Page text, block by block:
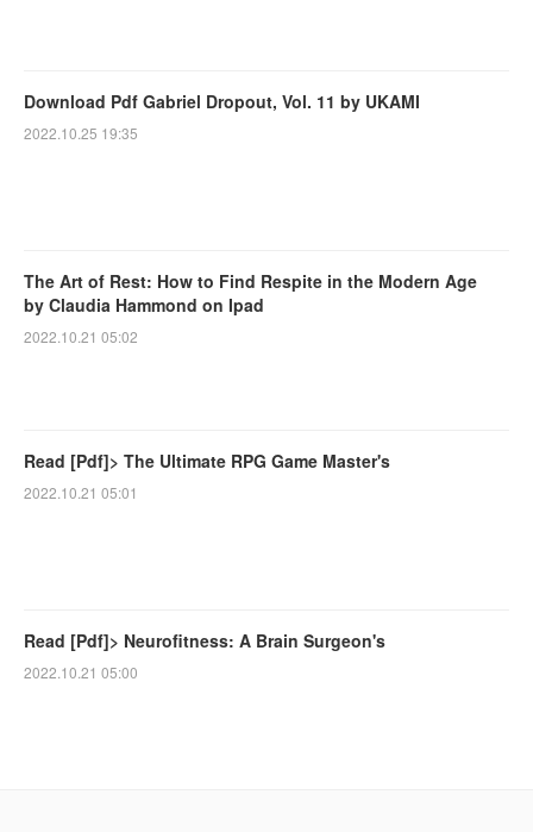
Download Pdf Gabriel Dropout, Vol. 11 by UKAMI
2022.10.25 19:35
The Art of Rest: How to Find Respite in the Modern Age
by Claudia Hammond on Ipad
2022.10.21 05:02
Read [Pdf]> The Ultimate RPG Game Master's
2022.10.21 05:01
Read [Pdf]> Neurofitness: A Brain Surgeon's
2022.10.21 05:00